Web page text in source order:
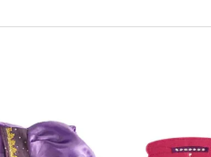
519 Kč